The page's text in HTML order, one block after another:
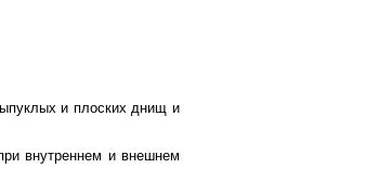
и плоских днищ и
внутреннем и внешнем